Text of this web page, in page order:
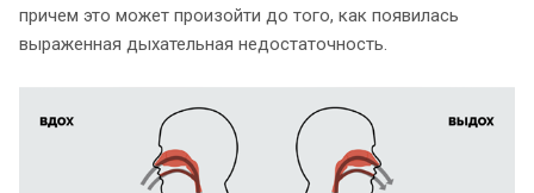
причем это может произойти до того, как появилась
выраженная дыхательная недостаточность.